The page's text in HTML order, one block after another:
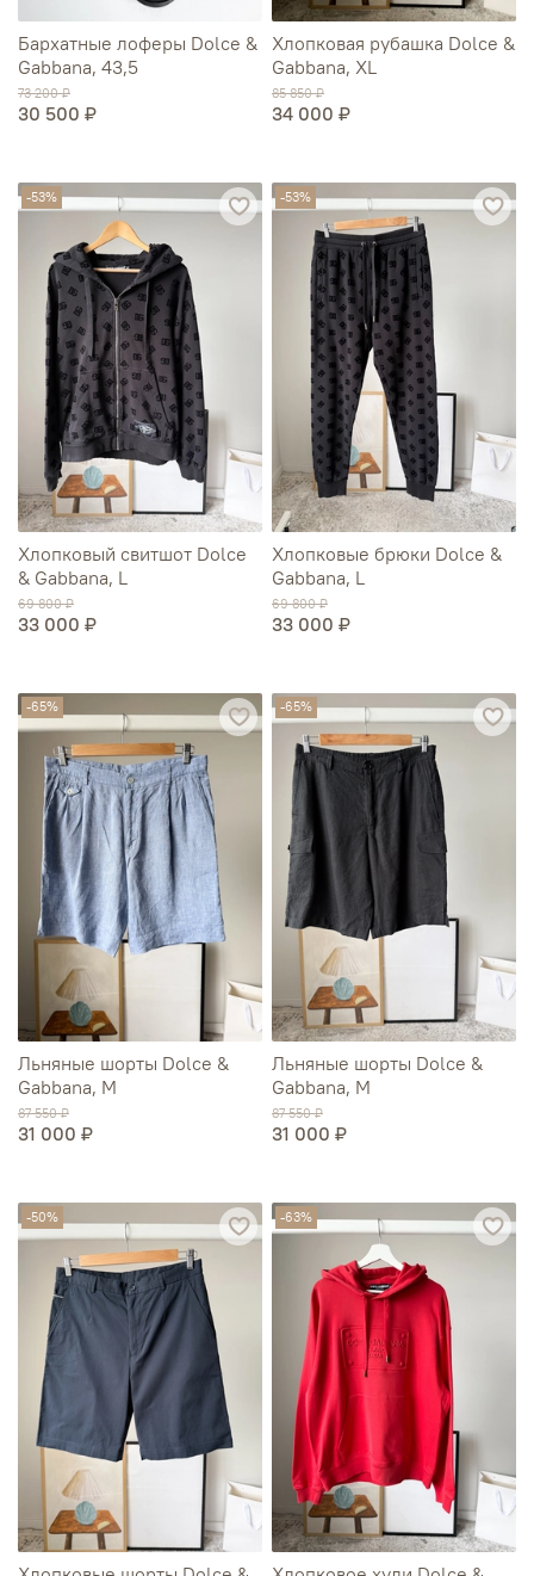
Бархатные лоферы Dolce &
Gabbana, 43,5
73 200 ₽
30 500 ₽
Хлопковая рубашка Dolce &
Gabbana, XL
85 850 ₽
34 000 ₽
-53%
Хлопковый свитшот Dolce
& Gabbana, L
69 800 ₽
33 000 ₽
-53%
Хлопковые брюки Dolce &
Gabbana, L
69 800 ₽
33 000 ₽
-65%
Льняные шорты Dolce &
Gabbana, M
87 550 ₽
31 000 ₽
-65%
Льняные шорты Dolce &
Gabbana, M
87 550 ₽
31 000 ₽
-50% -63%